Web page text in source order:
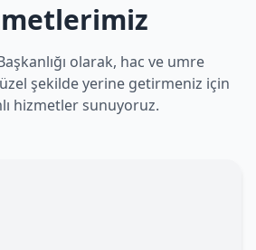
olarak, hac ve umre
şekilde yerine getirmeniz için
hizmetler sunuyoruz.